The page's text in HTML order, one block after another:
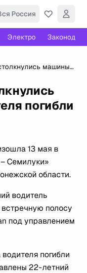
Россия
Электро
машины
погибли
13 мая в
Семилуки»
области.
водитель
полосу
под управлением
погибли
22-летний